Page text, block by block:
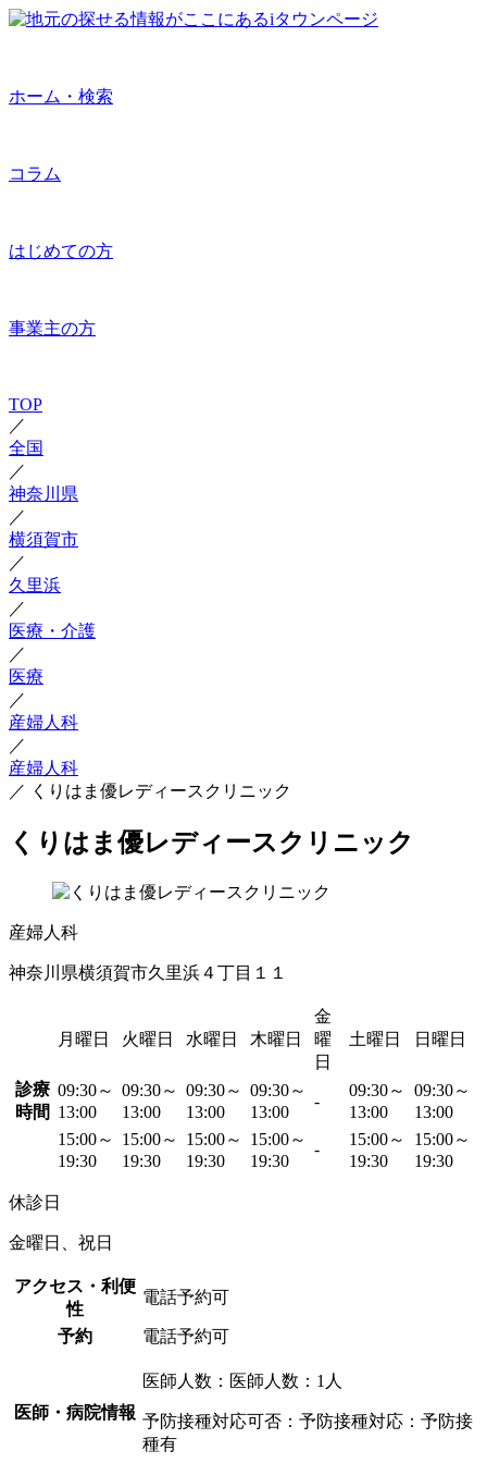
ホーム・検索
コラム
はじめての方
事業主の方
TOP
／
全国
／
神奈川県
／
横須賀市
／
久里浜
／
医療・介護
／
医療
／
産婦人科
／
産婦人科
／ くりはま優レディースクリニック
くりはま優レディースクリニック
産婦人科
神奈川県横須賀市久里浜４丁目１１
月曜日 火曜日 水曜日 木曜日
金
曜
日
土曜日 日曜日
診療
時間
09:30～
13:00
09:30～
13:00
09:30～
13:00
09:30～
13:00
-
09:30～
13:00
09:30～
13:00
15:00～
19:30
15:00～
19:30
15:00～
19:30
15:00～
19:30
-
15:00～
19:30
15:00～
19:30
休診日
金曜日、祝日
アクセス・利便
性
電話予約可
予約 電話予約可
医師・病院情報
医師人数：医師人数：1人
予防接種対応可否：予防接種対応：予防接
種有